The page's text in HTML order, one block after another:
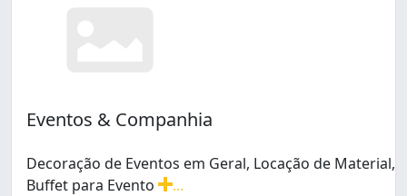
Eventos & Companhia
Decoração de Eventos em Geral, Locação de Material,
Buffet para Evento